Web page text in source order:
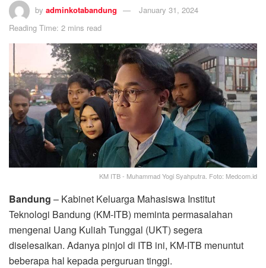
by adminkotabandung
January 31, 2024
Reading Time: 2 mins read
KM ITB - Muhammad Yogi Syahputra. Foto: Medcom.id
Bandung – Kabinet Keluarga Mahasiswa Institut
Teknologi Bandung (KM-ITB) meminta permasalahan
mengenai Uang Kuliah Tunggal (UKT) segera
diselesaikan. Adanya pinjol di ITB ini, KM-ITB menuntut
beberapa hal kepada perguruan tinggi.